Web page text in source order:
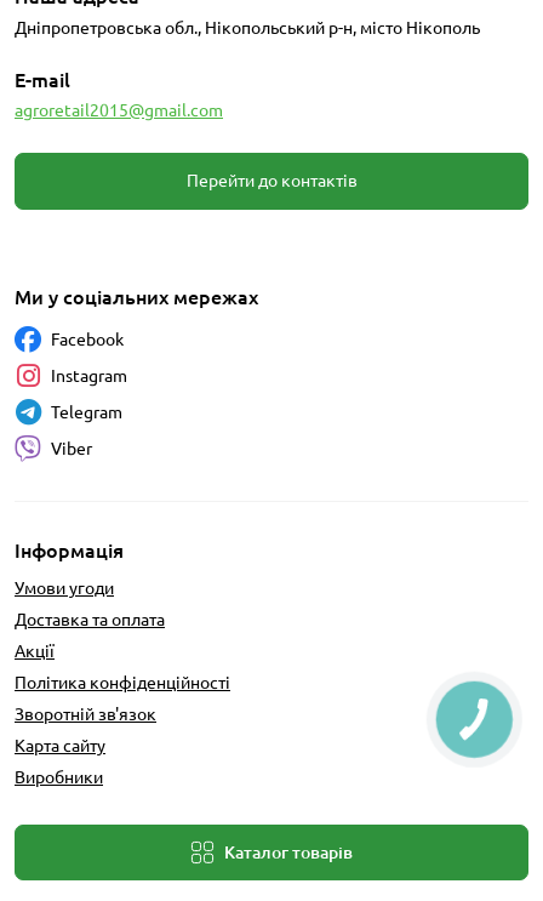
Дніпропетровська обл., Нікопольський р-н, місто Нікополь
E-mail
agroretail2015@gmail.com
Перейти до контактів
Інформація
Умови угоди
Доставка та оплата
Акції
Політика конфіденційності
Зворотній зв'язок
Карта сайту
Виробники
Каталог товарів
Ми у соціальних мережах
Facebook
Instagram
Telegram
Viber